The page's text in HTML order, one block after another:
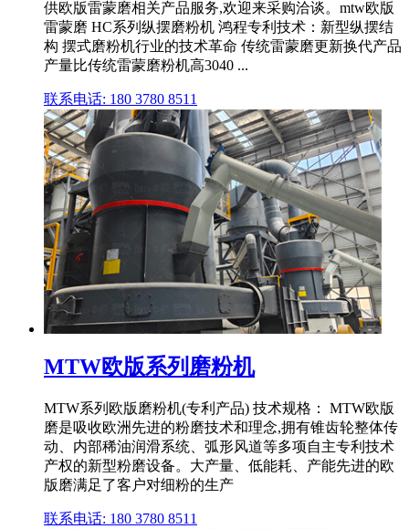
供欧版雷蒙磨相关产品服务,欢迎来采购洽谈。mtw欧版
雷蒙磨 HC系列纵摆磨粉机 鸿程专利技术：新型纵摆结
构 摆式磨粉机行业的技术革命 传统雷蒙磨更新换代产品
产量比传统雷蒙磨粉机高3040 ...
联系电话: 180 3780 8511
MTW欧版系列磨粉机
MTW系列欧版磨粉机(专利产品) 技术规格： MTW欧版
磨是吸收欧洲先进的粉磨技术和理念,拥有锥齿轮整体传
动、内部稀油润滑系统、弧形风道等多项自主专利技术
产权的新型粉磨设备。大产量、低能耗、产能先进的欧
版磨满足了客户对细粉的生产
联系电话: 180 3780 8511